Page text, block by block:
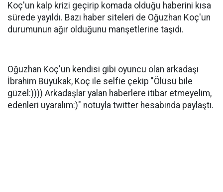
Koç'un kalp krizi geçirip komada olduğu haberini kısa
sürede yayıldı. Bazı haber siteleri de Oğuzhan Koç'un
durumunun ağır olduğunu manşetlerine taşıdı.
Oğuzhan Koç'un kendisi gibi oyuncu olan arkadaşı
İbrahim Büyükak, Koç ile selfie çekip "Ölüsü bile
güzel:)))) Arkadaşlar yalan haberlere itibar etmeyelim,
edenleri uyaralım:)" notuyla twitter hesabında paylaştı.